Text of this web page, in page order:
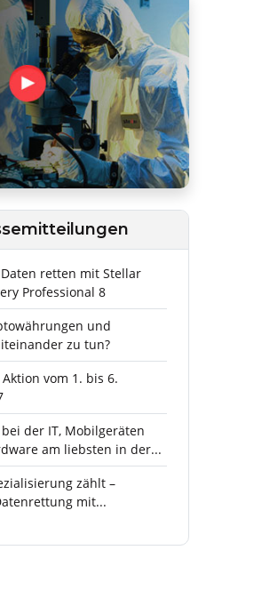
retten mit Stellar
Professional 8
und
zu tun?
Aktion vom 1. bis 6.
der IT, Mobilgeräten
am liebsten in der...
zählt –
mit...